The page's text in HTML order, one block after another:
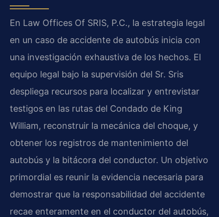
En Law Offices Of SRIS, P.C., la estrategia legal
en un caso de accidente de autobús inicia con
una investigación exhaustiva de los hechos. El
equipo legal bajo la supervisión del Sr. Sris
despliega recursos para localizar y entrevistar
testigos en las rutas del Condado de King
William, reconstruir la mecánica del choque, y
obtener los registros de mantenimiento del
autobús y la bitácora del conductor. Un objetivo
primordial es reunir la evidencia necesaria para
demostrar que la responsabilidad del accidente
recae enteramente en el conductor del autobús,